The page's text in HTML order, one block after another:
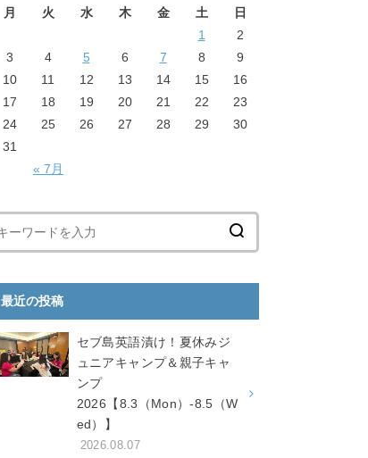
月
火 水 木 金 土 日
« 7月
1
2
3
4 5 6 7 8
9
10
11 12 13 14 15
16
17
18 19 20 21 22
23
24
25 26 27 28 29
30
31
最近の投稿
セブ島英語漬け！夏休みジ
ュニアキャンプ＆親子キャ
ンプ
2026【8.3（Mon）-8.5（W
ed）】
2026.08.07